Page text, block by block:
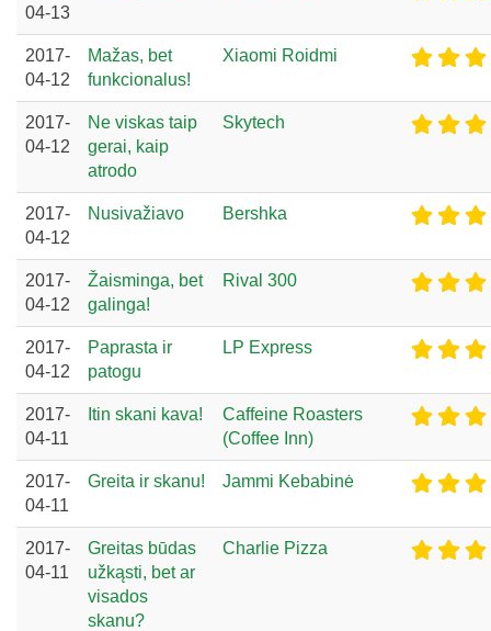
04-13
2017-
04-12
Mažas, bet
funkcionalus!
Xiaomi Roidmi
2017-
04-12
Ne viskas taip
gerai, kaip
atrodo
Skytech
2017-
04-12
Nusivažiavo Bershka
2017-
04-12
Žaisminga, bet
galinga!
Rival 300
2017-
04-12
Paprasta ir
patogu
LP Express
2017-
04-11
Itin skani kava!
Caffeine Roasters
(Coffee Inn)
2017-
04-11
Greita ir skanu! Jammi Kebabinė
2017-
04-11
Greitas būdas
užkąsti, bet ar
visados
skanu?
Charlie Pizza